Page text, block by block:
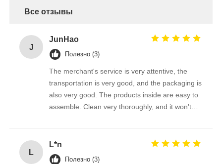
Все отзывы
J
JunHao
Полезно (3)
The merchant's service is very attentive, the
transportation is very good, and the packaging is
also very good. The products inside are easy to
assemble. Clean very thoroughly, and it won't
L
L*n
Полезно (3)